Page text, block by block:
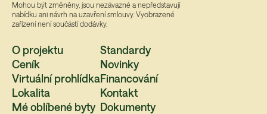
Mohou být změněny, jsou nezávazné a nepředstavují
nabídku ani návrh na uzavření smlouvy. Vyobrazené
zařízení není součástí dodávky.
O projektu
Ceník
Virtuální prohlídka
Lokalita
Mé oblíbené byty
Standardy
Novinky
Financování
Kontakt
Dokumenty